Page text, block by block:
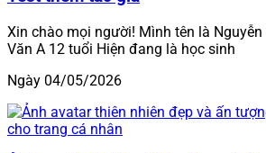
Xin chào mọi người! Mình tên là Nguyễn
Văn A 12 tuổi Hiện đang là học sinh
Ngày 04/05/2026